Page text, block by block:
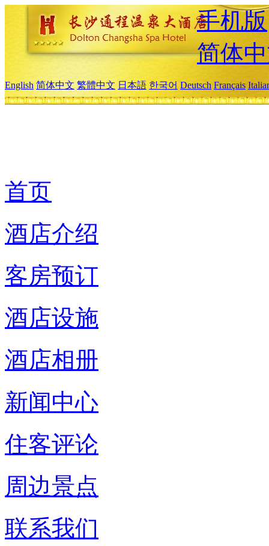
手机版
简体
English 简体中文 繁體中文 日本語 한국어 Deutsch Français
首页
酒店介绍
客房预订
酒店设施
酒店相册
新闻中心
住客评论
周边景点
联系我们